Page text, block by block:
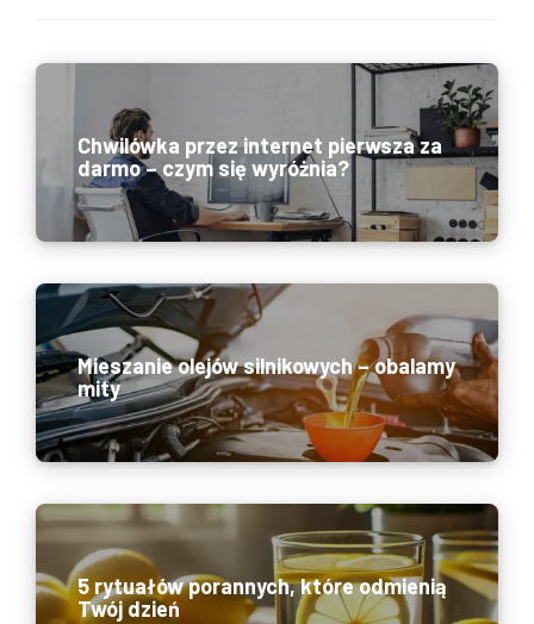
Chwilówka przez internet pierwsza za
darmo – czym się wyróżnia?
Mieszanie olejów silnikowych – obalamy
mity
5 rytuałów porannych, które odmienią
Twój dzień